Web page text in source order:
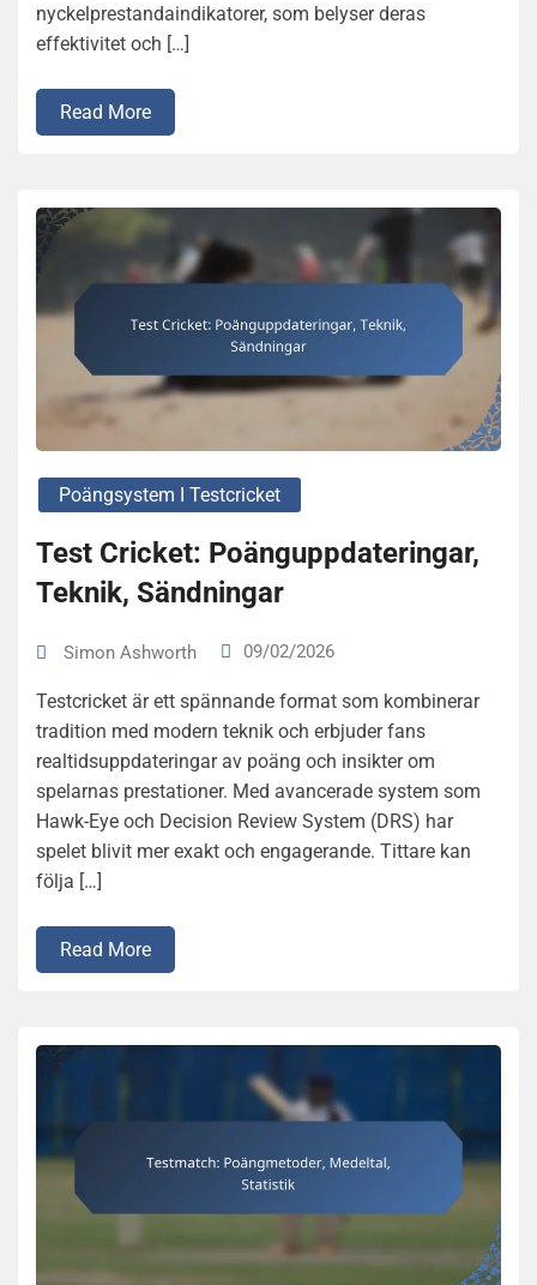
nyckelprestandaindikatorer, som belyser deras
effektivitet och […]
Read More
Poängsystem I Testcricket
Test Cricket: Poänguppdateringar,
Teknik, Sändningar
Simon Ashworth 09/02/2026
Testcricket är ett spännande format som kombinerar
tradition med modern teknik och erbjuder fans
realtidsuppdateringar av poäng och insikter om
spelarnas prestationer. Med avancerade system som
Hawk-Eye och Decision Review System (DRS) har
spelet blivit mer exakt och engagerande. Tittare kan
följa […]
Read More